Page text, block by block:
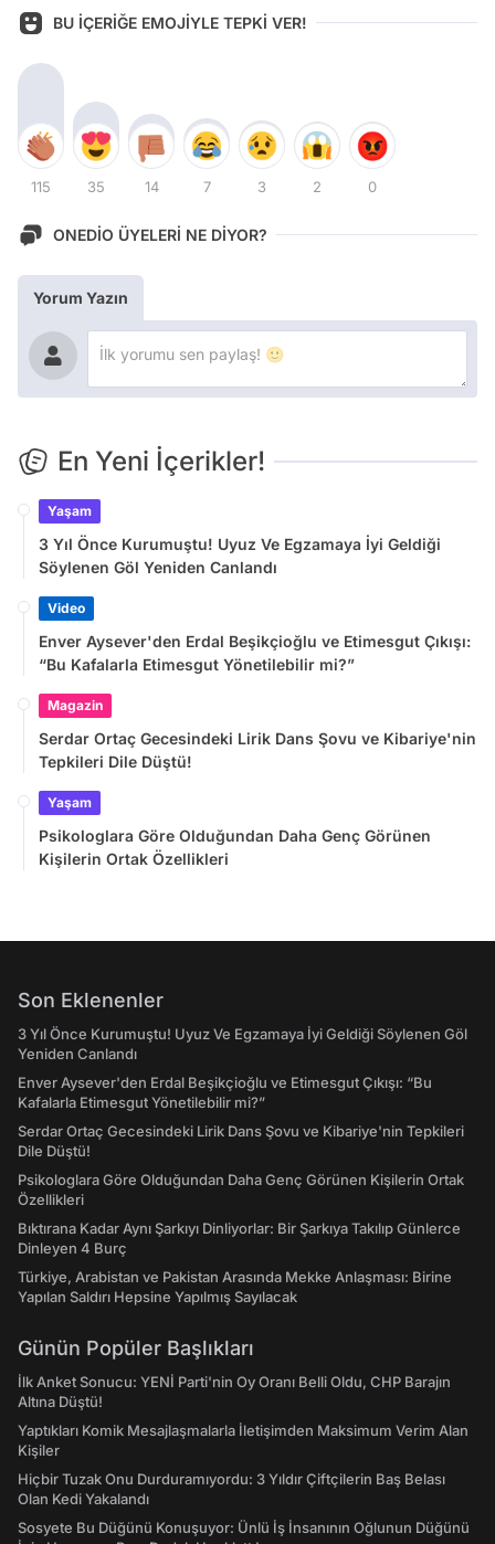
BU İÇERİĞE EMOJİYLE TEPKİ VER!
115 35 14 7 3 2 0
ONEDİO ÜYELERİ NE DİYOR?
Yorum Yazın
En Yeni İçerikler!
Yaşam
3 Yıl Önce Kurumuştu! Uyuz Ve Egzamaya İyi Geldiği
Söylenen Göl Yeniden Canlandı
Video
Enver Aysever'den Erdal Beşikçioğlu ve Etimesgut Çıkışı:
“Bu Kafalarla Etimesgut Yönetilebilir mi?”
Magazin
Serdar Ortaç Gecesindeki Lirik Dans Şovu ve Kibariye'nin
Tepkileri Dile Düştü!
Yaşam
Psikologlara Göre Olduğundan Daha Genç Görünen
Kişilerin Ortak Özellikleri
Son Eklenenler
3 Yıl Önce Kurumuştu! Uyuz Ve Egzamaya İyi Geldiği Söylenen Göl
Yeniden Canlandı
Enver Aysever'den Erdal Beşikçioğlu ve Etimesgut Çıkışı: “Bu
Kafalarla Etimesgut Yönetilebilir mi?”
Serdar Ortaç Gecesindeki Lirik Dans Şovu ve Kibariye'nin Tepkileri
Dile Düştü!
Psikologlara Göre Olduğundan Daha Genç Görünen Kişilerin Ortak
Özellikleri
Bıktırana Kadar Aynı Şarkıyı Dinliyorlar: Bir Şarkıya Takılıp Günlerce
Dinleyen 4 Burç
Türkiye, Arabistan ve Pakistan Arasında Mekke Anlaşması: Birine
Yapılan Saldırı Hepsine Yapılmış Sayılacak
Günün Popüler Başlıkları
İlk Anket Sonucu: YENİ Parti'nin Oy Oranı Belli Oldu, CHP Barajın
Altına Düştü!
Yaptıkları Komik Mesajlaşmalarla İletişimden Maksimum Verim Alan
Kişiler
Hiçbir Tuzak Onu Durduramıyordu: 3 Yıldır Çiftçilerin Baş Belası
Olan Kedi Yakalandı
Sosyete Bu Düğünü Konuşuyor: Ünlü İş İnsanının Oğlunun Düğünü